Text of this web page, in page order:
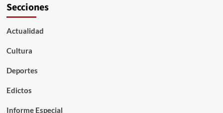
Secciones
Actualidad
Cultura
Deportes
Edictos
Informe Especial